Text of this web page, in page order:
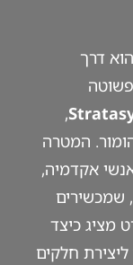
דרך
פשוטה
,
המטרה
אקדמיה,
שמכשירים
מציג כיצד
ליצירת חלקים